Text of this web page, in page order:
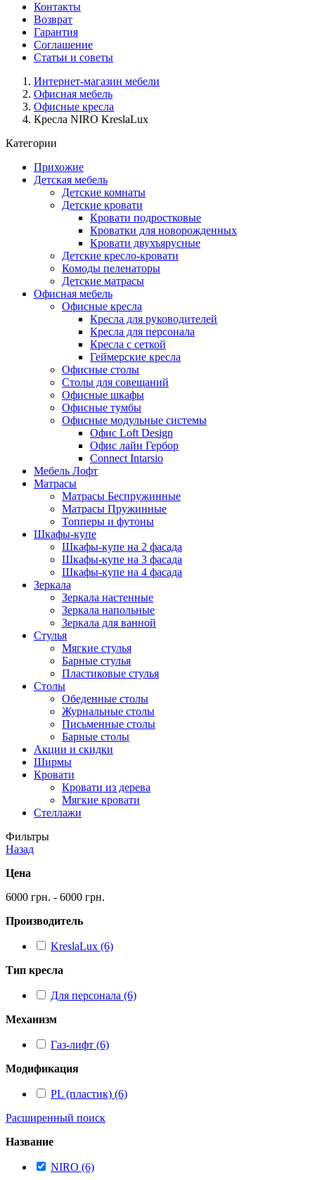
Контакты
Возврат
Гарантия
Соглашение
Статьи и советы
Интернет-магазин мебели
Офисная мебель
Офисные кресла
Кресла NIRO KreslaLux
Категории
Прихожие
Детская мебель
Детские комнаты
Детские кровати
Кровати подростковые
Кроватки для новорожденных
Кровати двухъярусные
Детские кресло-кровати
Комоды пеленаторы
Детские матрасы
Офисная мебель
Офисные кресла
Кресла для руководителей
Кресла для персонала
Кресла с сеткой
Геймерские кресла
Офисные столы
Столы для совещаний
Офисные шкафы
Офисные тумбы
Офисные модульные системы
Офис Loft Design
Офис лайн Гербор
Connect Intarsio
Мебель Лофт
Матрасы
Матрасы Беспружинные
Матрасы Пружинные
Топперы и футоны
Шкафы-купе
Шкафы-купе на 2 фасада
Шкафы-купе на 3 фасада
Шкафы-купе на 4 фасада
Зеркала
Зеркала настенные
Зеркала напольные
Зеркала для ванной
Стулья
Мягкие стулья
Барные стулья
Пластиковые стулья
Столы
Обеденные столы
Журнальные столы
Письменные столы
Барные столы
Акции и скидки
Ширмы
Кровати
Кровати из дерева
Мягкие кровати
Стеллажи
Фильтры
Назад
Цена
6000 грн. - 6000 грн.
Производитель
KreslaLux (6)
Тип кресла
Для персонала (6)
Механизм
Газ-лифт (6)
Модификация
PL (пластик) (6)
Расширенный поиск
Название
NIRO (6)